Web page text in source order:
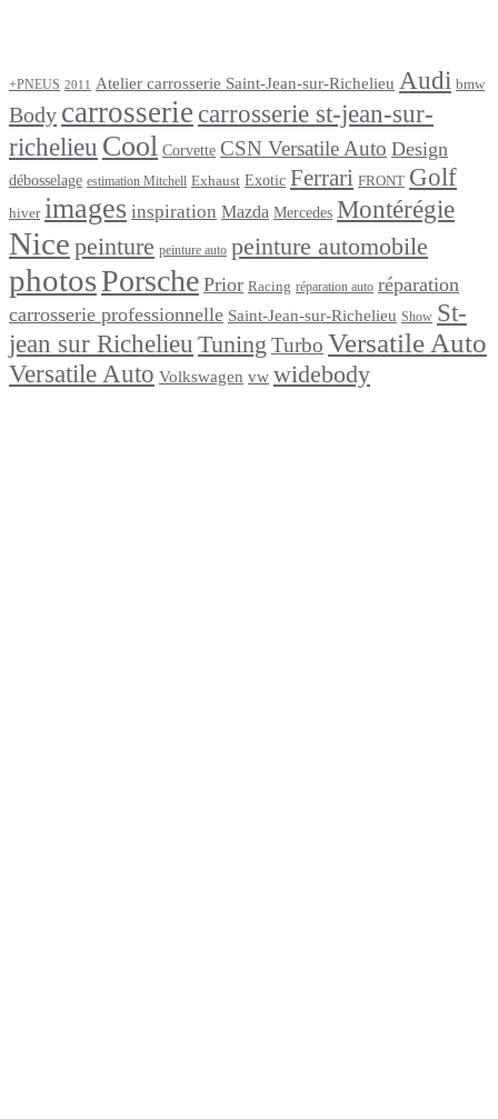
+PNEUS 2011 Atelier carrosserie Saint-Jean-sur-Richelieu Audi bmw
Body carrosserie carrosserie st-jean-sur-
richelieu Cool Corvette CSN Versatile Auto Design
débosselage estimation Mitchell Exhaust Exotic Ferrari FRONT Golf
hiver images inspiration Mazda Mercedes Montérégie
Nice peinture peinture auto peinture automobile
photosPorsche Prior Racing réparation auto réparation
carrosserie professionnelle Saint-Jean-sur-Richelieu Show St-
jean sur Richelieu Tuning Turbo Versatile Auto
Versatile Auto Volkswagen vw widebody